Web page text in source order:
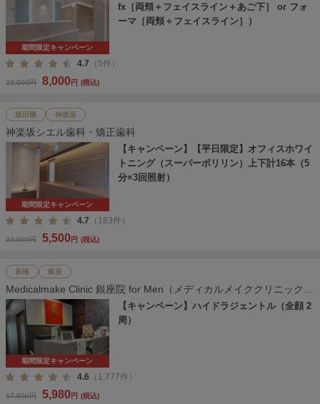
期間限定キャンペーン
fx［両頬＋フェイスライン＋あご下］ or フォ
ーマ［両頬＋フェイスライン］）
4.7 （5件）
22,000円 8,000円 (税込)
飯田橋 神楽坂
神楽坂シエル歯科・矯正歯科
期間限定キャンペーン
【キャンペーン】【平日限定】オフィスホワイ
トニング（スーパーポリリン）上下計16本（5
分×3回照射）
4.7 （183件）
33,000円 5,500円 (税込)
新橋 銀座
Medicalmake Clinic 銀座院 for Men（メディカルメイククリニック
銀座院）
期間限定キャンペーン
【キャンペーン】ハイドラジェントル（全顔 2
周）
4.6 （1,777件）
17,800円 5,980円 (税込)